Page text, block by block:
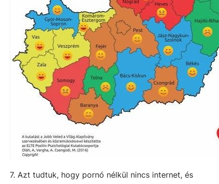
7. Azt tudtuk, hogy pornó nélkül nincs internet, és